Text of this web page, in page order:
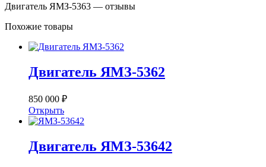
Двигатель ЯМЗ-5363 — отзывы
Похожие товары
Двигатель ЯМЗ-5362
850 000 ₽
Открыть
Двигатель ЯМЗ-53642